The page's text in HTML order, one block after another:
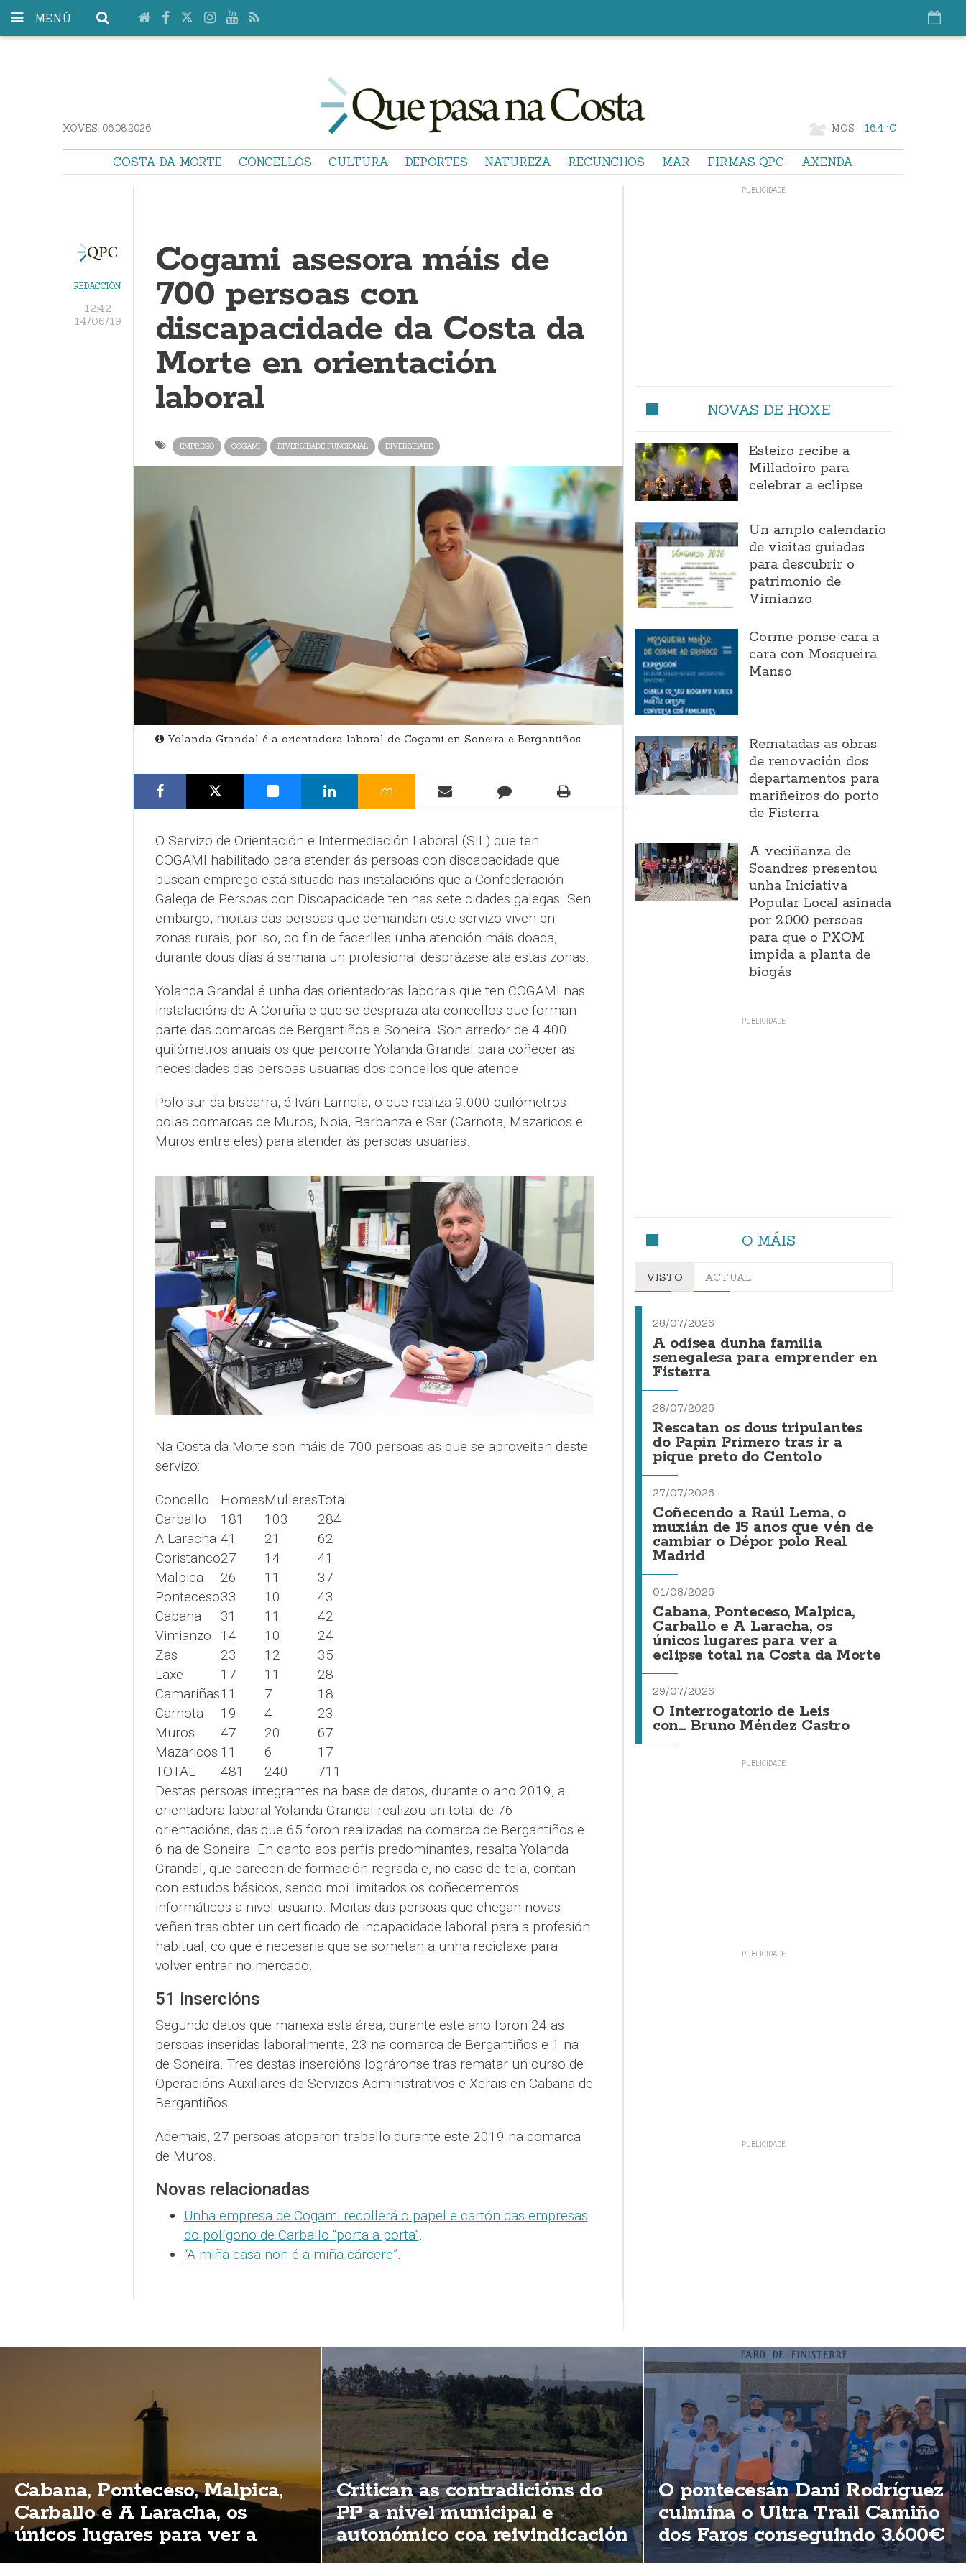
MENÚ
XOVES. 06.08.2026 MOS 16.4 °C
COSTA DA MORTE CONCELLOS CULTURA DEPORTES NATUREZA RECUNCHOS MAR FIRMAS QPC AXENDA
REDACCIÓN
12:42
14/06/19
Cogami asesora máis de
700 persoas con
discapacidade da Costa da
Morte en orientación
laboral
EMPREGO COGAMI DIVERSIDADE FUNCIONAL DIVERSIDADE
Yolanda Grandal é a orientadora laboral de Cogami en Soneira e Bergantiños
m
O Servizo de Orientación e Intermediación Laboral (SIL) que ten
COGAMI habilitado para atender ás persoas con discapacidade que
buscan emprego está situado nas instalacións que a Confederación
Galega de Persoas con Discapacidade ten nas sete cidades galegas. Sen
embargo, moitas das persoas que demandan este servizo viven en
zonas rurais, por iso, co fin de facerlles unha atención máis doada,
durante dous días á semana un profesional desprázase ata estas zonas.
Yolanda Grandal é unha das orientadoras laborais que ten COGAMI nas
instalacións de A Coruña e que se despraza ata concellos que forman
parte das comarcas de Bergantiños e Soneira. Son arredor de 4.400
quilómetros anuais os que percorre Yolanda Grandal para coñecer as
necesidades das persoas usuarias dos concellos que atende.
Polo sur da bisbarra, é Iván Lamela, o que realiza 9.000 quilómetros
polas comarcas de Muros, Noia, Barbanza e Sar (Carnota, Mazaricos e
Muros entre eles) para atender ás persoas usuarias.
Na Costa da Morte son máis de 700 persoas as que se aproveitan deste
servizo:
Concello HomesMulleresTotal
Carballo
181 103
284
A Laracha 41 21
62
Coristanco27 14
41
Malpica
26 11
37
Ponteceso33 10
43
Cabana
31 11
42
Vimianzo
14 10
24
Zas
23 12
35
Laxe
17 11
28
Camariñas11 7
18
Carnota
19 4
23
Muros
47 20
67
Mazaricos 11 6
17
TOTAL
481 240
711
Destas persoas integrantes na base de datos, durante o ano 2019, a
orientadora laboral Yolanda Grandal realizou un total de 76
orientacións, das que 65 foron realizadas na comarca de Bergantiños e
6 na de Soneira. En canto aos perfís predominantes, resalta Yolanda
Grandal, que carecen de formación regrada e, no caso de tela, contan
con estudos básicos, sendo moi limitados os coñecementos
informáticos a nivel usuario. Moitas das persoas que chegan novas
veñen tras obter un certificado de incapacidade laboral para a profesión
habitual, co que é necesaria que se sometan a unha reciclaxe para
volver entrar no mercado.
51 insercións
Segundo datos que manexa esta área, durante este ano foron 24 as
persoas inseridas laboralmente, 23 na comarca de Bergantiños e 1 na
de Soneira. Tres destas insercións lográronse tras rematar un curso de
Operacións Auxiliares de Servizos Administrativos e Xerais en Cabana de
Bergantiños.
Ademais, 27 persoas atoparon traballo durante este 2019 na comarca
de Muros.
Novas relacionadas
Unha empresa de Cogami recollerá o papel e cartón das empresas
do polígono de Carballo “porta a porta”.
“A miña casa non é a miña cárcere”.
NOVAS DE HOXE
Esteiro recibe a
Milladoiro para
celebrar a eclipse
Un amplo calendario
de visitas guiadas
para descubrir o
patrimonio de
Vimianzo
Corme ponse cara a
cara con Mosqueira
Manso
Rematadas as obras
de renovación dos
departamentos para
mariñeiros do porto
de Fisterra
A veciñanza de
Soandres presentou
unha Iniciativa
Popular Local asinada
por 2.000 persoas
para que o PXOM
impida a planta de
biogás
O MÁIS
VISTO ACTUAL
28/07/2026
A odisea dunha familia
senegalesa para emprender en
Fisterra
28/07/2026
Rescatan os dous tripulantes
do Papin Primero tras ir a
pique preto do Centolo
27/07/2026
Coñecendo a Raúl Lema, o
muxián de 15 anos que vén de
cambiar o Dépor polo Real
Madrid
01/08/2026
Cabana, Ponteceso, Malpica,
Carballo e A Laracha, os
únicos lugares para ver a
eclipse total na Costa da Morte
29/07/2026
O Interrogatorio de Leis
con... Bruno Méndez Castro
Cabana, Ponteceso, Malpica,
Carballo e A Laracha, os
únicos lugares para ver a
eclipse total na Costa da
Critican as contradicións do
PP a nivel municipal e
autonómico coa reivindicación
de elimininación das peaxes
O pontecesán Dani Rodríguez
culmina o Ultra Trail Camiño
dos Faros conseguindo 3.600€
para ASFEGA